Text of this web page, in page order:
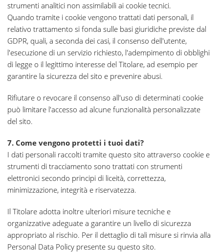
strumenti analitici non assimilabili ai cookie tecnici.
Quando tramite i cookie vengono trattati dati personali, il
relativo trattamento si fonda sulle basi giuridiche previste dal
GDPR, quali, a seconda dei casi, il consenso dell'utente,
l'esecuzione di un servizio richiesto, l'adempimento di obblighi
di legge o il legittimo interesse del Titolare, ad esempio per
garantire la sicurezza del sito e prevenire abusi.
Rifiutare o revocare il consenso all'uso di determinati cookie
può limitare l'accesso ad alcune funzionalità personalizzate
del sito.
7. Come vengono protetti i tuoi dati?
I dati personali raccolti tramite questo sito attraverso cookie e
strumenti di tracciamento sono trattati con strumenti
elettronici secondo principi di liceità, correttezza,
minimizzazione, integrità e riservatezza.
Il Titolare adotta inoltre ulteriori misure tecniche e
organizzative adeguate a garantire un livello di sicurezza
appropriato al rischio. Per il dettaglio di tali misure si rinvia alla
Personal Data Policy presente su questo sito.